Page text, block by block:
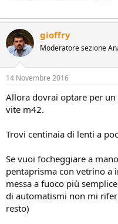
gioffry
Moderatore sezione
14 Novembre 2016
Allora dovrai optare per
vite m42.
Trovi centinaia di lenti a
Se vuoi focheggiare a
pentaprisma con vetrino a
messa a fuoco più
di automatismi non mi
resto)